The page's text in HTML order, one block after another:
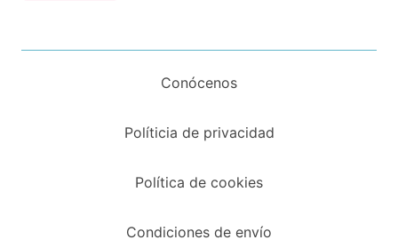
Conócenos
Políticia de privacidad
Política de cookies
Condiciones de envío